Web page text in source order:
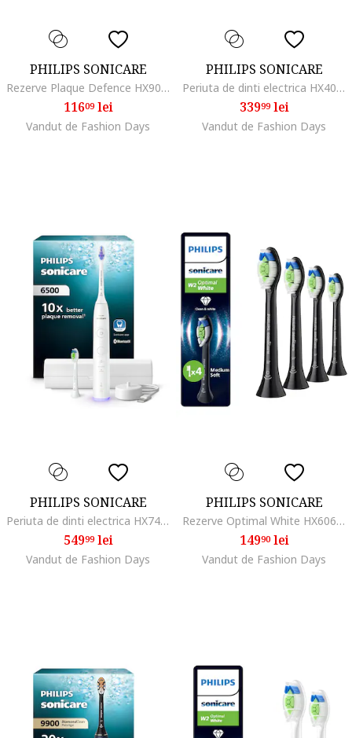
PHILIPS SONICARE
Rezerve Plaque Defence HX9042/88, pachet de 2 capete de periere, Standard, click-on, sincronizarea modurilor BrushSync, Negru
11609lei
Vandut de Fashion Days
PHILIPS SONICARE
Periuta de dinti electrica HX4044/41 Seria 4100, 2 moduri, 2 intensitati, senzor de presiune, timer 2 minute, 2 x capete Optimal White, toc de calatorie, alb
33999lei
Vandut de Fashion Days
PHILIPS SONICARE
Periuta de dinti electrica HX7410/02, 62.000 miscari/minut, autonomie 21 zile, 3 mod de periere,3 intensitati, senzor presiune luminos, functia BrushSync, capat de periere Optimal White, capat de periere Senstive, toc transport, alb
54999lei
Vandut de Fashion Days
PHILIPS SONICARE
Rezerve Optimal White HX6064/88, pachet de 4 capete de periere, Standard, click-on, sincronizarea modurilor BrushSync, Negru
14990lei
Vandut de Fashion Days